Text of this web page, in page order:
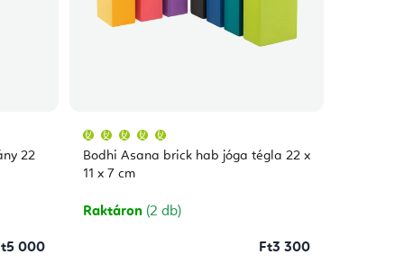
22
000
Bodhi Asana brick hab jóga tégla 22 x
11 x 7 cm
átlagos
értékelése
csillag.
Raktáron (2 db)
Ft3 300